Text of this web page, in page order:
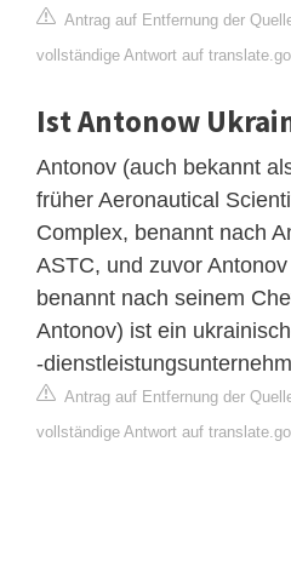
Antrag auf Entfernung der
vollständige Antwort auf
Ist Antonow
Antonov (auch bekannt
früher Aeronautical
Complex, benannt nach
ASTC, und zuvor
benannt nach seinem
Antonov) ist ein
-
Antrag auf Entfernung der
vollständige Antwort auf